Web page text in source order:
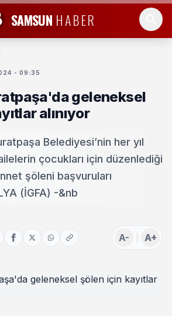
SAMSUN HABER
- 09:35
geleneksel
alınıyor
Belediyesi’nin her yıl
çocukları için düzenlediği
şöleni başvuruları
(İGFA) -&nb
A- A+